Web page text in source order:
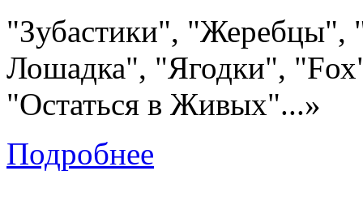
"Зубастики", "Жеребцы",
Лошадка", "Ягодки",
"Остаться в Живых"...»
Подробнее